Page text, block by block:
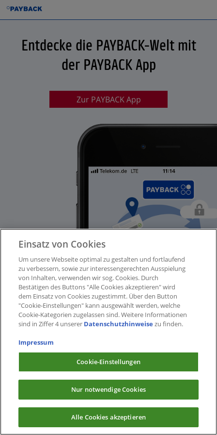
Entdecke die PAYBACK-Welt mit
der PAYBACK App
Zur PAYBACK App
Einsatz von Cookies
Um unsere Webseite optimal zu gestalten und fortlaufend
zu verbessern, sowie zur interessengerechten Ausspielung
von Inhalten, verwenden wir sog. Cookies. Durch
Bestätigen des Buttons "Alle Cookies akzeptieren" wird
dem Einsatz von Cookies zugestimmt. Über den Button
"Cookie-Einstellungen" kann ausgewählt werden, welche
Cookie-Kategorien zugelassen sind. Weitere Informationen
sind in Ziffer 4 unserer Datenschutzhinweise zu finden.
Impressum
Cookie-Einstellungen
Nur notwendige Cookies
Alle Cookies akzeptieren